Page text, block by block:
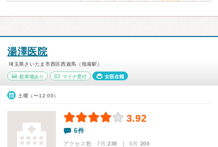
湯澤医院
埼玉県さいたま市西区西遊馬（指扇駅）
駐車場あり マイナ受付 女医在籍
土曜（〜12:00）
3.92
6件
アクセス数 7月:238 | 6月:200